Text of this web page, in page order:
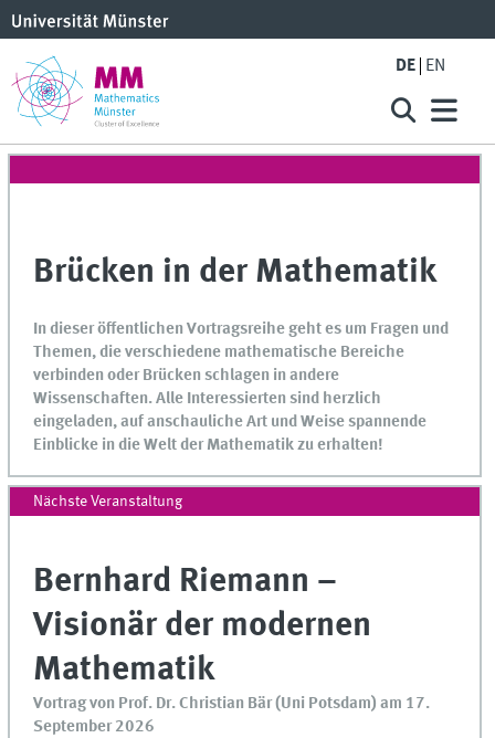
DE EN
Brücken in der Mathematik
In dieser öffentlichen Vortragsreihe geht es um Fragen und
Themen, die verschiedene mathematische Bereiche
verbinden oder Brücken schlagen in andere
Wissenschaften. Alle Interessierten sind herzlich
eingeladen, auf anschauliche Art und Weise spannende
Einblicke in die Welt der Mathematik zu erhalten!
Nächste Veranstaltung
Bernhard Riemann –
Visionär der modernen
Mathematik
Vortrag von Prof. Dr. Christian Bär (Uni Potsdam) am 17.
September 2026